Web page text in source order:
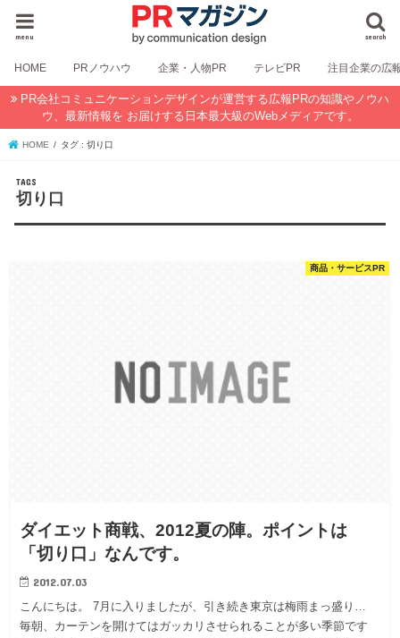
search
menu
HOME PRノウハウ 企業・人物PR テレビPR 注目企業の広
PR会社コミュニケーションデザインが運営する広報PRの知識やノウハ
ウ、最新情報を お届けする日本最大級のWebメディアです。
HOME タグ : 切り口
切り口
商品・サービスPR
ダイエット商戦、2012夏の陣。ポイントは
「切り口」なんです。
2012.07.03
こんにちは。 7月に入りましたが、引き続き東京は梅雨まっ盛り…
毎朝、カーテンを開けてはガッカリさせられることが多い季節です